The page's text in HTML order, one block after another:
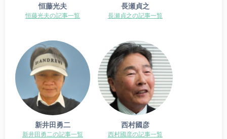
恒藤光夫
恒藤光夫の記事一覧
長瀬貞之
長瀬貞之の記事一覧
新井田勇二
新井田勇二の記事一覧
西村國彦
西村國彦の記事一覧